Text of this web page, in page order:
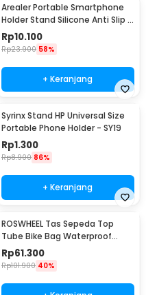
Arealer Portable Smartphone
Holder Stand Silicone Anti Slip -
PA456
Rp10.100
Rp23.900 58%
+ Keranjang
Syrinx Stand HP Universal Size
Portable Phone Holder - SY19
Rp1.300
Rp8.900 86%
+ Keranjang
ROSWHEEL Tas Sepeda Top
Tube Bike Bag Waterproof
Holder HP 6 Inch - ROS12
Rp61.300
Rp101.900 40%